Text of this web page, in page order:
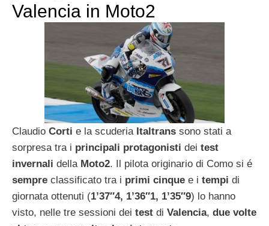
Valencia in Moto2
Claudio Corti e la scuderia Italtrans sono stati a
sorpresa tra i principali protagonisti dei test
invernali della Moto2. Il pilota originario di Como si é
sempre classificato tra i primi cinque e i tempi di
giornata ottenuti (1’37″4, 1’36″1, 1’35″9) lo hanno
visto, nelle tre sessioni dei test di Valencia, due volte